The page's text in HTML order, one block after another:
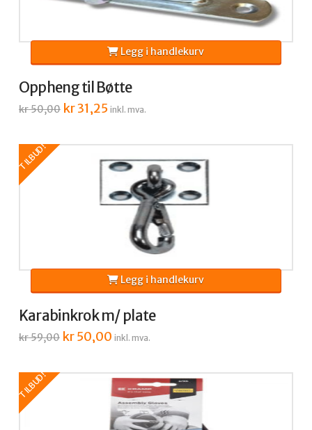
Oppheng til Bøtte
kr50,00 Opprinnelig
pris
kr31,25Nåværende
pris
inkl. mva.
Legg i handlekurv
TILBUD!
Karabinkrok m/ plate
kr59,00 Opprinnelig
pris
kr50,00Nåværende
pris
inkl. mva.
Legg i handlekurv
TILBUD!